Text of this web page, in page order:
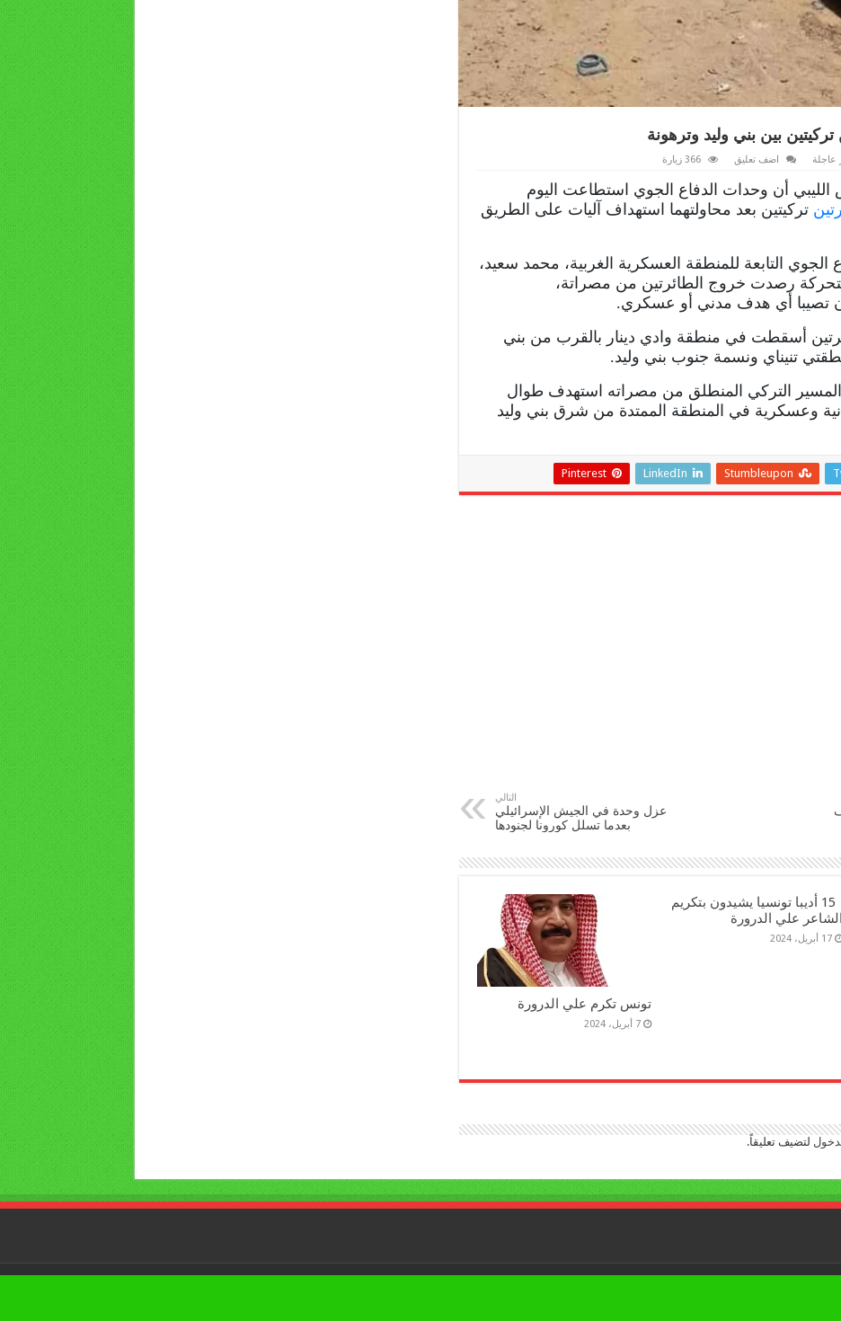
بين بني وليد وترهونة
عاجلة اضف تعليق 366 زيارة
أن وحدات الدفاع الجوي استطاعت اليوم
تركيتين بعد محاولتهما استهداف آليات على الطريق
التابعة للمنطقة العسكرية الغربية، محمد سعيد،
رصدت خروج الطائرتين من مصراتة،
تصيبا أي هدف مدني أو عسكري.
أسقطت في منطقة وادي دينار بالقرب من بني
تنيناي ونسمة جنوب بني وليد.
المسير التركي المنطلق من مصراته استهدف طوال
وعسكرية في المنطقة الممتدة من شرق بني وليد
Stumbleupon
LinkedIn
Pinterest
التالي
عزل وحدة في الجيش الإسرائيلي
بعدما تسلل كورونا لجنودها
15 أديبا تونسيا يشيدون بتكريم
الشاعر علي الدرورة
17 أبريل، 2024
تونس تكرم علي الدرورة
7 أبريل، 2024
لتضيف تعليقاً.